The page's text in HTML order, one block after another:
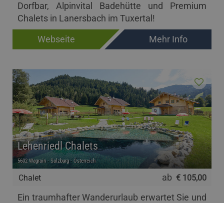
Dorfbar, Alpinvital Badehütte und Premium
Chalets in Lanersbach im Tuxertal!
Webseite
Mehr Info
Chalet
Lehenriedl Chalets
5602 Wagrain - Salzburg - Österreich
ab € 105,00
Ein traumhafter Wanderurlaub erwartet Sie und